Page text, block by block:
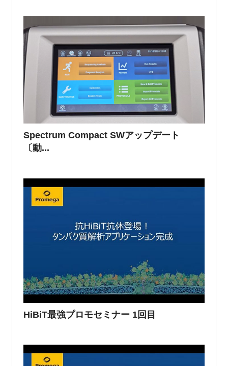
Spectrum Compact SWアップデート
〔動...
HiBiT最強プロモセミナー 1回目